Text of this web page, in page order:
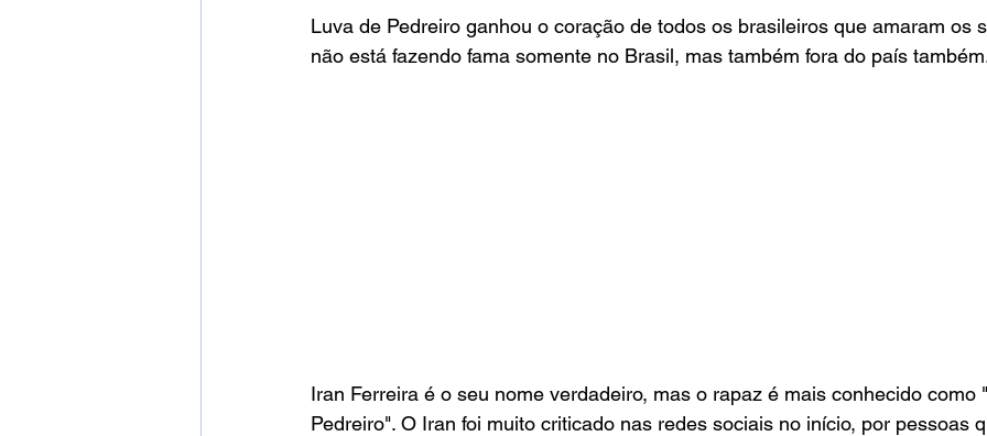
Luva de Pedreiro ganhou o coração de todos os brasileiros que amaram os
não está fazendo fama somente no Brasil, mas também fora do país
Iran Ferreira é o seu nome verdadeiro, mas o rapaz é mais conhecido como
Pedreiro". O Iran foi muito criticado nas redes sociais no início, por pessoas